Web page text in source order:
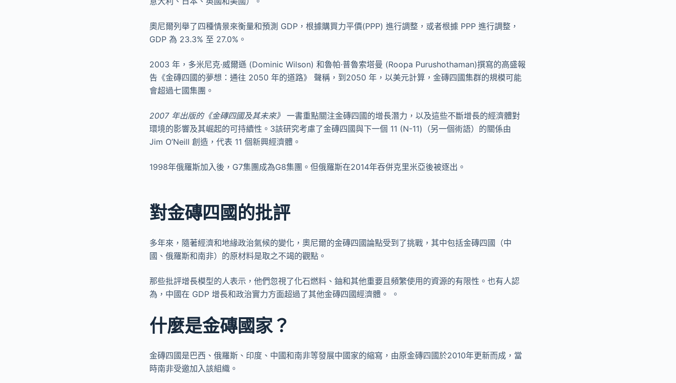
奧尼爾列舉了四種情景來衡量和預測 GDP，根據購買力平價(PPP) 進行調整，或者根據 PPP 進行調整，
GDP 為 23.3% 至 27.0%。
2003 年，多米尼克·威爾遜 (Dominic Wilson) 和魯帕·普魯索塔曼 (Roopa Purushothaman)撰寫的高盛報
告《金磚四國的夢想：通往 2050 年的道路》 聲稱，到2050 年，以美元計算，金磚四國集群的規模可能
會超過七國集團。
2007 年出版的《金磚四國及其未來》 一書重點關注金磚四國的增長潛力，以及這些不斷增長的經濟體對
環境的影響及其崛起的可持續性。3該研究考慮了金磚四國與下一個 11 (N-11)（另一個術語）的關係由
Jim O’Neill 創造，代表 11 個新興經濟體。
1998年俄羅斯加入後，G7集團成為G8集團。但俄羅斯在2014年吞併克里米亞後被逐出。
對金磚四國的批評
多年來，隨著經濟和地緣政治氣候的變化，奧尼爾的金磚四國論點受到了挑戰，其中包括金磚四國（中
國、俄羅斯和南非）的原材料是取之不竭的觀點。
那些批評增長模型的人表示，他們忽視了化石燃料、鈾和其他重要且頻繁使用的資源的有限性。也有人認
為，中國在 GDP 增長和政治實力方面超過了其他金磚四國經濟體。 。
什麼是金磚國家？
金磚四國是巴西、俄羅斯、印度、中國和南非等發展中國家的縮寫，由原金磚四國於2010年更新而成，當
時南非受邀加入該組織。